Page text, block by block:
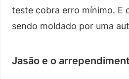
teste cobra erro mínimo. E
sendo moldado por uma
Jasão e o